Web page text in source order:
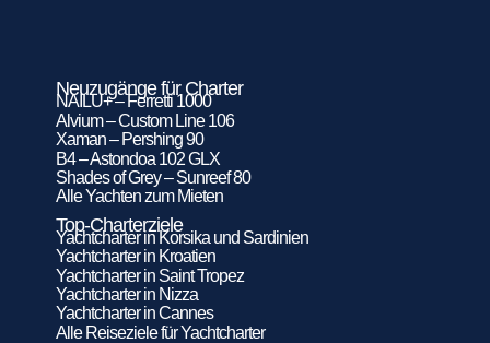
Neuzugänge für Charter
NAILU+ – Ferretti 1000
Alvium – Custom Line 106
Xaman – Pershing 90
B4 – Astondoa 102 GLX
Shades of Grey – Sunreef 80
Alle Yachten zum Mieten
Top-Charterziele
Yachtcharter in Korsika und Sardinien
Yachtcharter in Kroatien
Yachtcharter in Saint Tropez
Yachtcharter in Nizza
Yachtcharter in Cannes
Alle Reiseziele für Yachtcharter